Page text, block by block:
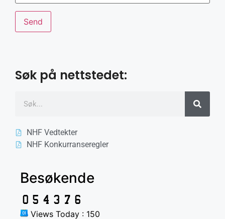
Søk på nettstedet:
NHF Vedtekter
NHF Konkurranseregler
Besøkende
Views Today : 150